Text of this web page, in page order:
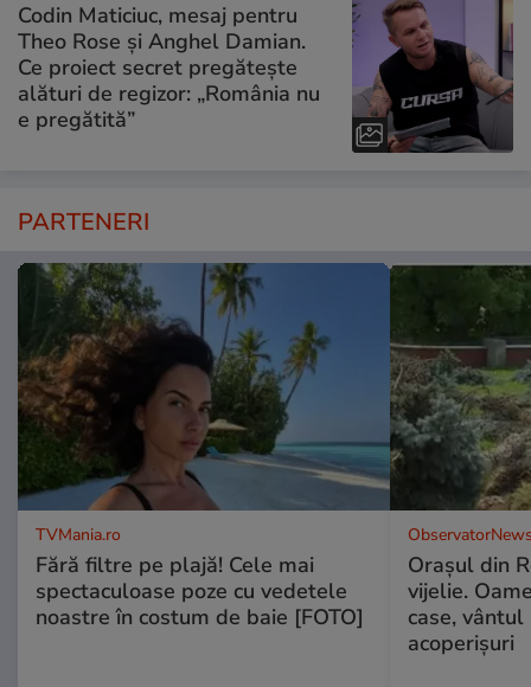
Codin Maticiuc, mesaj pentru
Theo Rose și Anghel Damian.
Ce proiect secret pregătește
alături de regizor: „România nu
e pregătită”
PARTENERI
TVMania.ro
Fără filtre pe plajă! Cele mai
spectaculoase poze cu vedetele
noastre în costum de baie [FOTO]
Oraşul din
vijelie.
case,
acoperişuri